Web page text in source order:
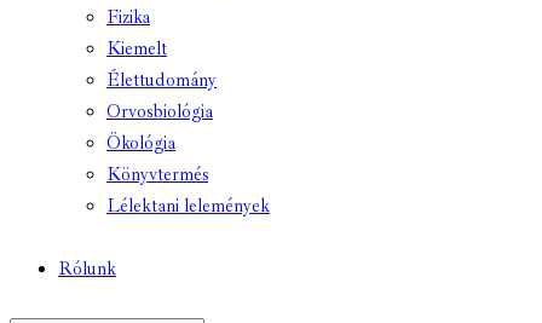
Fizika
Kiemelt
Élettudomány
Orvosbiológia
Ökológia
Könyvtermés
Lélektani lelemények
Rólunk